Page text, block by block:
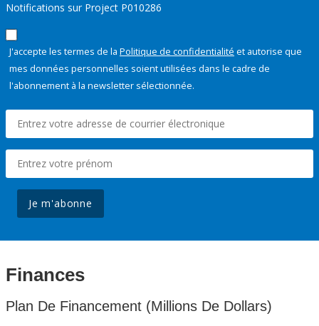
Notifications sur Project P010286
J'accepte les termes de la Politique de confidentialité et autorise que
mes données personnelles soient utilisées dans le cadre de
l'abonnement à la newsletter sélectionnée.
Je m'abonne
Finances
Plan De Financement (Millions De Dollars)